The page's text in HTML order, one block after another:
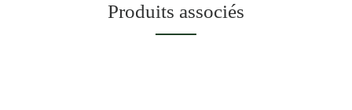
Produits associés